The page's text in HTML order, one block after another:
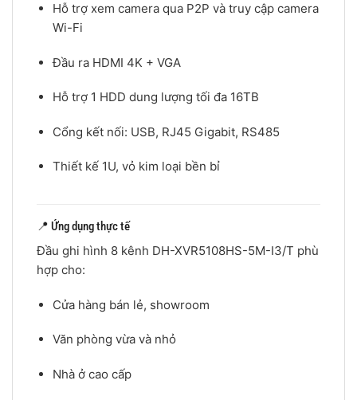
Hỗ trợ xem camera qua P2P và truy cập camera
Wi-Fi
Đầu ra HDMI 4K + VGA
Hỗ trợ 1 HDD dung lượng tối đa 16TB
Cổng kết nối: USB, RJ45 Gigabit, RS485
Thiết kế 1U, vỏ kim loại bền bỉ
📍 Ứng dụng thực tế
Đầu ghi hình 8 kênh DH-XVR5108HS-5M-I3/T phù
hợp cho:
Cửa hàng bán lẻ, showroom
Văn phòng vừa và nhỏ
Nhà ở cao cấp